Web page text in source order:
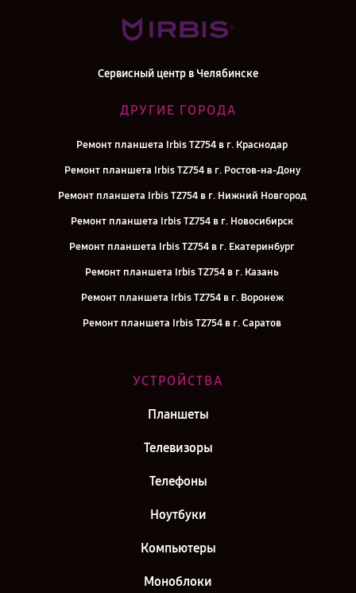
Сервисный центр в Челябинске
ДРУГИЕ ГОРОДА
Ремонт планшета Irbis TZ754 в г. Краснодар
Ремонт планшета Irbis TZ754 в г. Ростов-на-Дону
Ремонт планшета Irbis TZ754 в г. Нижний Новгород
Ремонт планшета Irbis TZ754 в г. Новосибирск
Ремонт планшета Irbis TZ754 в г. Екатеринбург
Ремонт планшета Irbis TZ754 в г. Казань
Ремонт планшета Irbis TZ754 в г. Воронеж
Ремонт планшета Irbis TZ754 в г. Саратов
Ремонт планшета Irbis TZ754 в г. Киров
УСТРОЙСТВА
Планшеты
Телевизоры
Телефоны
Ноутбуки
Компьютеры
Моноблоки